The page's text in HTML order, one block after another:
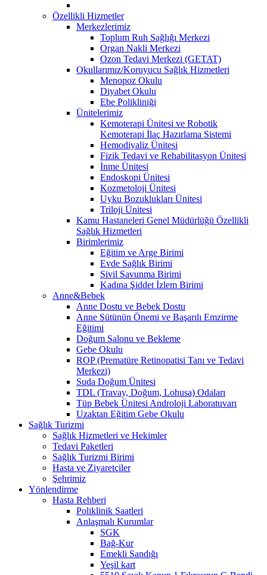
Özellikli Hizmetler
Merkezlerimiz
Toplum Ruh Sağlığı Merkezi
Organ Nakli Merkezi
Ozon Tedavi Merkezi (GETAT)
Okullarımız/Koruyucu Sağlık Hizmetleri
Menopoz Okulu
Diyabet Okulu
Ebe Polikliniği
Ünitelerimiz
Kemoterapi Ünitesi ve Robotik
Kemoterapi İlaç Hazırlama Sistemi
Hemodiyaliz Ünitesi
Fizik Tedavi ve Rehabilitasyon Ünitesi
İnme Ünitesi
Endoskopi Ünitesi
Kozmetoloji Ünitesi
Uyku Bozuklukları Ünitesi
Triloji Ünitesi
Kamu Hastaneleri Genel Müdürlüğü Özellikli
Sağlık Hizmetleri
Birimlerimiz
Eğitim ve Arge Birimi
Evde Sağlık Birimi
Sivil Savunma Birimi
Kadına Şiddet İzlem Birimi
Anne&Bebek
Anne Dostu ve Bebek Dostu
Anne Sütünün Önemi ve Başarılı Emzirme
Eğitimi
Doğum Salonu ve Bekleme
Gebe Okulu
ROP (Prematüre Retinopatisi Tanı ve Tedavi
Merkezi)
Suda Doğum Ünitesi
TDL (Travay, Doğum, Lohusa) Odaları
Tüp Bebek Ünitesi Androloji Laboratuvarı
Uzaktan Eğitim Gebe Okulu
Sağlık Turizmi
Sağlık Hizmetleri ve Hekimler
Tedavi Paketleri
Sağlık Turizmi Birimi
Hasta ve Ziyaretçiler
Şehrimiz
Yönlendirme
Hasta Rehberi
Poliklinik Saatleri
Anlaşmalı Kurumlar
SGK
Bağ-Kur
Emekli Sandığı
Yeşil kart